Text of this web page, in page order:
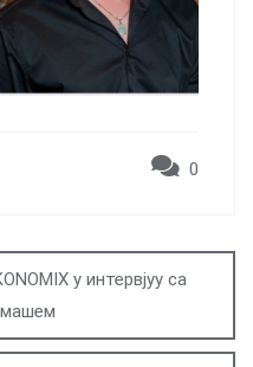
0
у интервјуу са